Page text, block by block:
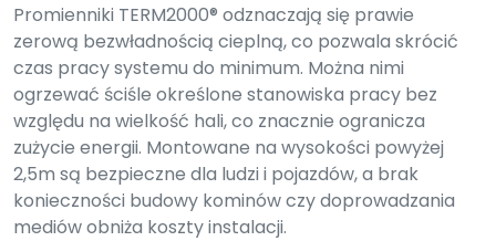
Promienniki TERM2000® odznaczają się prawie
zerową bezwładnością cieplną, co pozwala skrócić
czas pracy systemu do minimum. Można nimi
ogrzewać ściśle określone stanowiska pracy bez
względu na wielkość hali, co znacznie ogranicza
zużycie energii. Montowane na wysokości powyżej
2,5m są bezpieczne dla ludzi i pojazdów, a brak
konieczności budowy kominów czy doprowadzania
mediów obniża koszty instalacji.